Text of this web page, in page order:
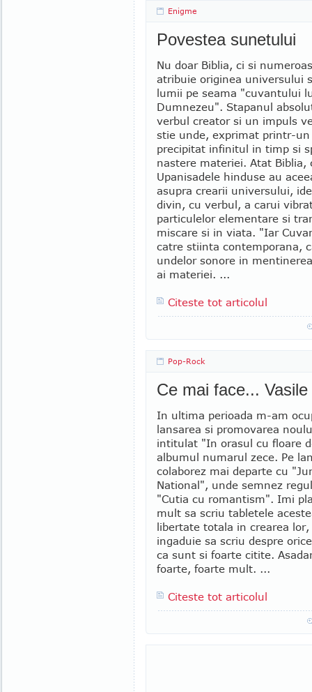
Enigme
Povestea sunetului
Nu doar Biblia, ci si
atribuie originea universului
lumii pe seama "cuvantului
Dumnezeu". Stapanul
verbul creator si un impuls
stie unde, exprimat printr-
precipitat infinitul in timp si
nastere materiei. Atat Biblia,
Upanisadele hinduse au
asupra crearii universului,
divin, cu verbul, a carui
particulelor elementare si
miscare si in viata. "Iar
catre stiinta contemporana,
undelor sonore in
ai materiei. ...
Citeste tot articolul
Pop-Rock
Ce mai face...
In ultima perioada m-am
lansarea si promovarea
intitulat "In orasul cu floare
albumul numarul zece. Pe
colaborez mai departe cu
National", unde semnez
"Cutia cu romantism". Imi
mult sa scriu tabletele
libertate totala in crearea lor,
ingaduie sa scriu despre
ca sunt si foarte citite.
foarte, foarte mult. ...
Citeste tot articolul